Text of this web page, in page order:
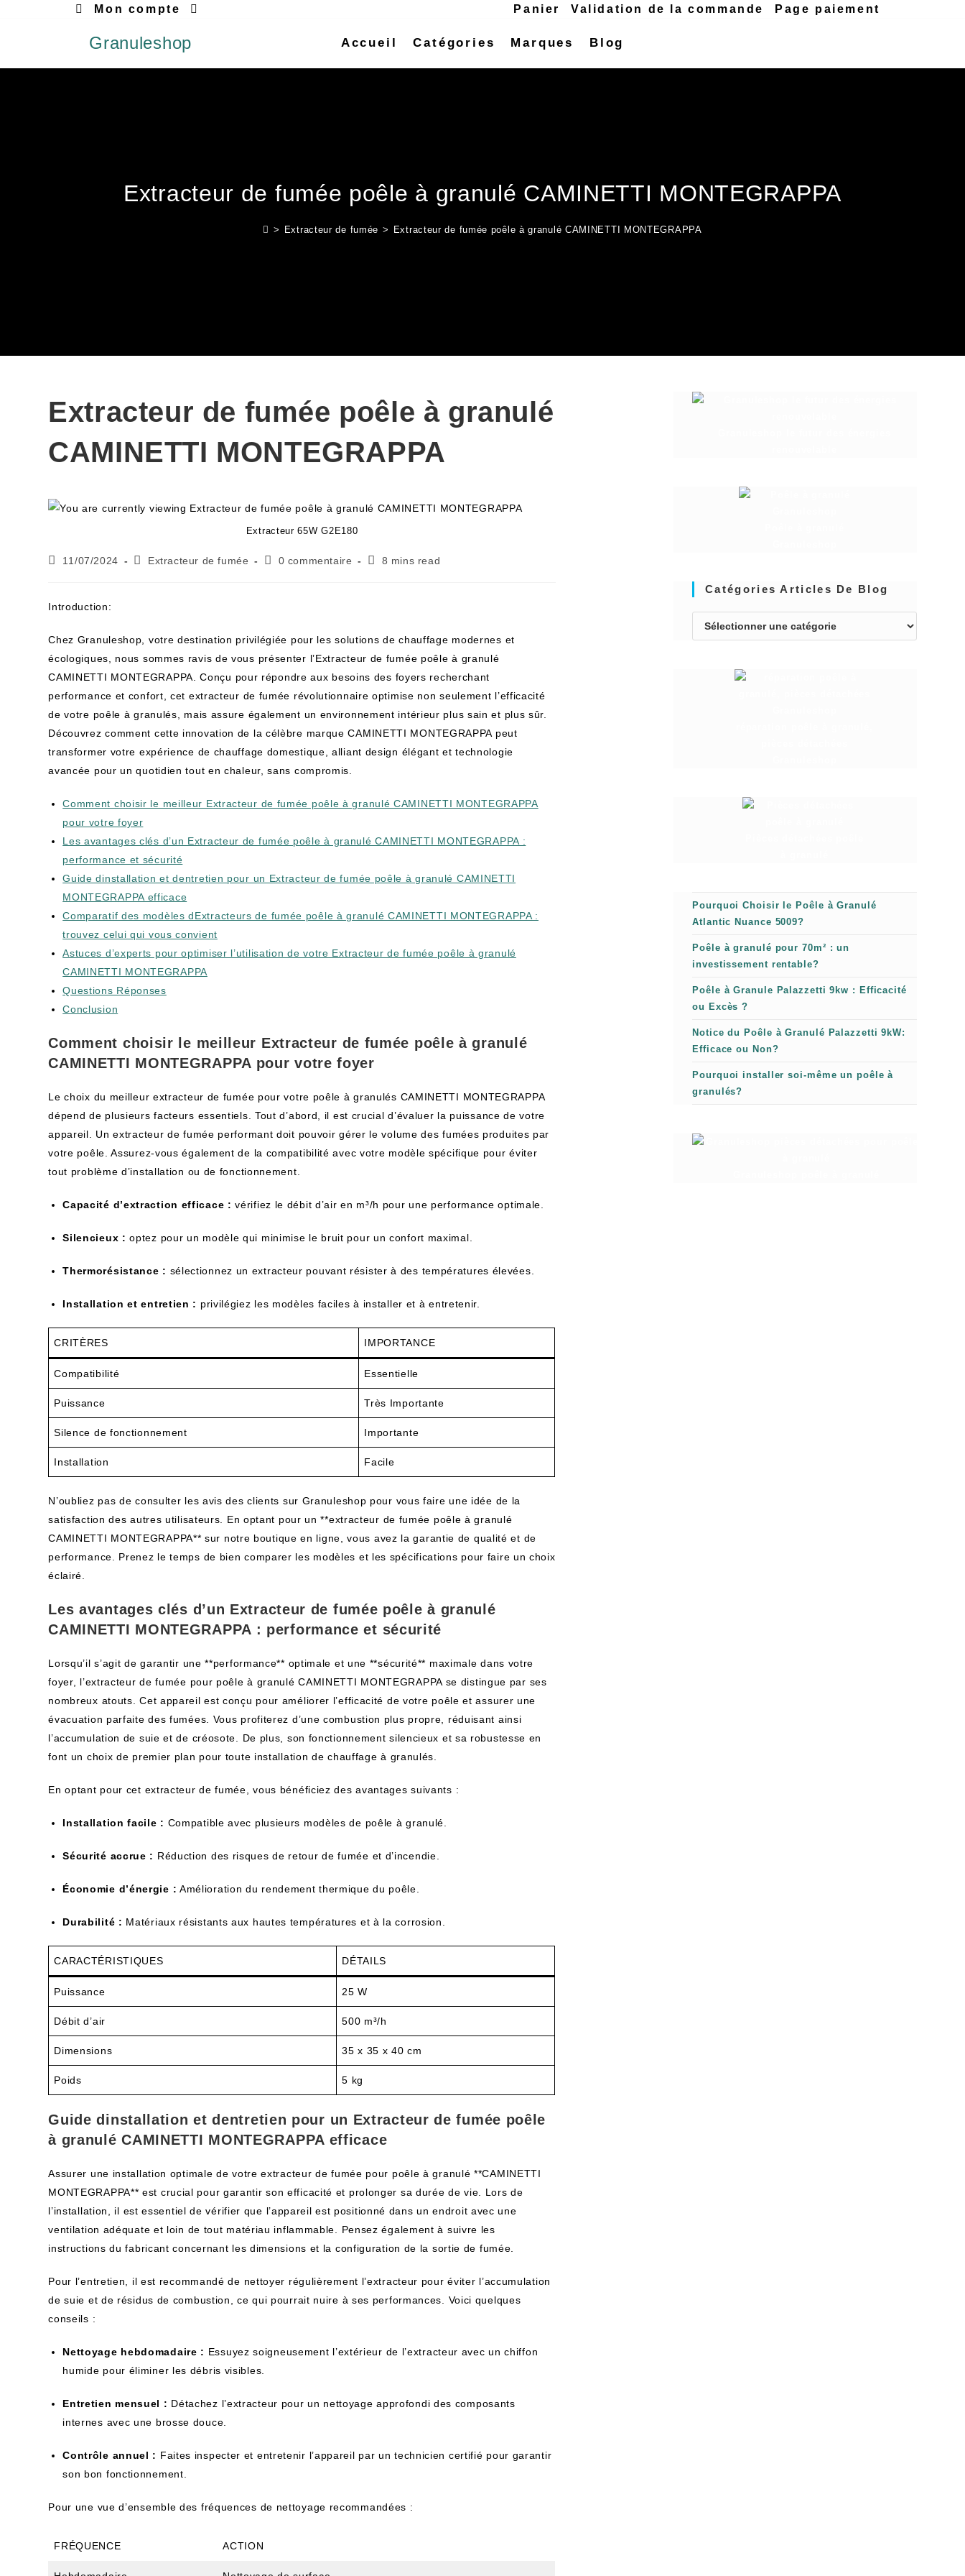
Panier Validation de la commande Page paiement
Mon compte
Granuleshop Accueil Catégories Marques Blog
Extracteur de fumée poêle à granulé CAMINETTI MONTEGRAPPA
> Extracteur de fumée > Extracteur de fumée poêle à granulé CAMINETTI MONTEGRAPPA
Extracteur de fumée poêle à granulé
CAMINETTI MONTEGRAPPA
Extracteur 65W G2E180
11/07/2024 Extracteur de fumée 0 commentaire 8 mins read
Introduction:
Chez Granuleshop, votre destination privilégiée pour les solutions de chauffage modernes et
écologiques, nous sommes ravis de vous présenter l’Extracteur de fumée poêle à granulé
CAMINETTI MONTEGRAPPA. Conçu pour répondre aux besoins des foyers recherchant
performance et confort, cet extracteur de fumée révolutionnaire optimise non seulement l’efficacité
de votre poêle à granulés, mais assure également un environnement intérieur plus sain et plus sûr.
Découvrez comment cette innovation de la célèbre marque CAMINETTI MONTEGRAPPA peut
transformer votre expérience de chauffage domestique, alliant design élégant et technologie
avancée pour un quotidien tout en chaleur, sans compromis.
Comment choisir le meilleur Extracteur de fumée poêle à granulé CAMINETTI MONTEGRAPPA
pour votre foyer
Les avantages clés d’un Extracteur de fumée poêle à granulé CAMINETTI MONTEGRAPPA :
performance et sécurité
Guide dinstallation et dentretien pour un Extracteur de fumée poêle à granulé CAMINETTI
MONTEGRAPPA efficace
Comparatif des modèles dExtracteurs de fumée poêle à granulé CAMINETTI MONTEGRAPPA :
trouvez celui qui vous convient
Astuces d’experts pour optimiser l’utilisation de votre Extracteur de fumée poêle à granulé
CAMINETTI MONTEGRAPPA
Questions Réponses
Conclusion
Comment choisir le meilleur Extracteur de fumée poêle à granulé
CAMINETTI MONTEGRAPPA pour votre foyer
Le choix du meilleur extracteur de fumée pour votre poêle à granulés CAMINETTI MONTEGRAPPA
dépend de plusieurs facteurs essentiels. Tout d’abord, il est crucial d’évaluer la puissance de votre
appareil. Un extracteur de fumée performant doit pouvoir gérer le volume des fumées produites par
votre poêle. Assurez-vous également de la compatibilité avec votre modèle spécifique pour éviter
tout problème d’installation ou de fonctionnement.
Capacité d’extraction efficace : vérifiez le débit d’air en m³/h pour une performance optimale.
Silencieux : optez pour un modèle qui minimise le bruit pour un confort maximal.
Thermorésistance : sélectionnez un extracteur pouvant résister à des températures élevées.
Installation et entretien : privilégiez les modèles faciles à installer et à entretenir.
CRITÈRES IMPORTANCE
Compatibilité Essentielle
Puissance Très Importante
Silence de fonctionnement Importante
Installation Facile
N’oubliez pas de consulter les avis des clients sur Granuleshop pour vous faire une idée de la
satisfaction des autres utilisateurs. En optant pour un **extracteur de fumée poêle à granulé
CAMINETTI MONTEGRAPPA** sur notre boutique en ligne, vous avez la garantie de qualité et de
performance. Prenez le temps de bien comparer les modèles et les spécifications pour faire un choix
éclairé.
Les avantages clés d’un Extracteur de fumée poêle à granulé
CAMINETTI MONTEGRAPPA : performance et sécurité
Lorsqu’il s’agit de garantir une **performance** optimale et une **sécurité** maximale dans votre
foyer, l’extracteur de fumée pour poêle à granulé CAMINETTI MONTEGRAPPA se distingue par ses
nombreux atouts. Cet appareil est conçu pour améliorer l’efficacité de votre poêle et assurer une
évacuation parfaite des fumées. Vous profiterez d’une combustion plus propre, réduisant ainsi
l’accumulation de suie et de créosote. De plus, son fonctionnement silencieux et sa robustesse en
font un choix de premier plan pour toute installation de chauffage à granulés.
En optant pour cet extracteur de fumée, vous bénéficiez des avantages suivants :
Installation facile : Compatible avec plusieurs modèles de poêle à granulé.
Sécurité accrue : Réduction des risques de retour de fumée et d’incendie.
Économie d’énergie : Amélioration du rendement thermique du poêle.
Durabilité : Matériaux résistants aux hautes températures et à la corrosion.
CARACTÉRISTIQUES DÉTAILS
Puissance 25 W
Débit d’air 500 m³/h
Dimensions 35 x 35 x 40 cm
Poids 5 kg
Guide dinstallation et dentretien pour un Extracteur de fumée poêle
à granulé CAMINETTI MONTEGRAPPA efficace
Assurer une installation optimale de votre extracteur de fumée pour poêle à granulé **CAMINETTI
MONTEGRAPPA** est crucial pour garantir son efficacité et prolonger sa durée de vie. Lors de
l’installation, il est essentiel de vérifier que l’appareil est positionné dans un endroit avec une
ventilation adéquate et loin de tout matériau inflammable. Pensez également à suivre les
instructions du fabricant concernant les dimensions et la configuration de la sortie de fumée.
Pour l’entretien, il est recommandé de nettoyer régulièrement l’extracteur pour éviter l’accumulation
de suie et de résidus de combustion, ce qui pourrait nuire à ses performances. Voici quelques
conseils :
Nettoyage hebdomadaire : Essuyez soigneusement l’extérieur de l’extracteur avec un chiffon
humide pour éliminer les débris visibles.
Entretien mensuel : Détachez l’extracteur pour un nettoyage approfondi des composants
internes avec une brosse douce.
Contrôle annuel : Faites inspecter et entretenir l’appareil par un technicien certifié pour garantir
son bon fonctionnement.
Pour une vue d’ensemble des fréquences de nettoyage recommandées :
FRÉQUENCE ACTION
Catégories Articles De Blog
Pourquoi Choisir le Poêle à Granulé
Atlantic Nuance 5009?
Poêle à granulé pour 70m² : un
investissement rentable?
Poêle à Granule Palazzetti 9kw : Efficacité
ou Excès ?
Notice du Poêle à Granulé Palazzetti 9kW:
Efficace ou Non?
Pourquoi installer soi-même un poêle à
granulés?